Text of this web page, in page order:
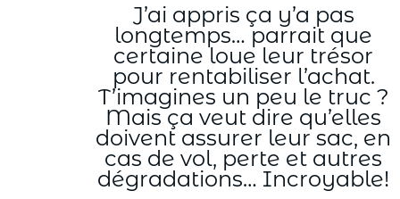
J’ai appris ça y’a pas
longtemps… parrait que
certaine loue leur trésor
pour rentabiliser l’achat.
T’imagines un peu le truc ?
Mais ça veut dire qu’elles
doivent assurer leur sac, en
cas de vol, perte et autres
dégradations… Incroyable!